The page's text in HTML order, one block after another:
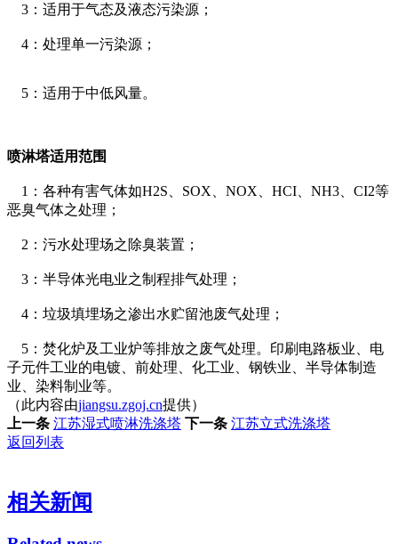
3：适用于气态及液态污染源；
4：处理单一污染源；
5：适用于中低风量。
喷淋塔适用范围
1：各种有害气体如H2S、SOX、NOX、HCI、NH3、CI2等
恶臭气体之处理；
2：污水处理场之除臭装置；
3：半导体光电业之制程排气处理；
4：垃圾填埋场之渗出水贮留池废气处理；
5：焚化炉及工业炉等排放之废气处理。印刷电路板业、电
子元件工业的电镀、前处理、化工业、钢铁业、半导体制造
业、染料制业等。
（此内容由jiangsu.zgoj.cn提供）
上一条 江苏湿式喷淋洗涤塔 下一条 江苏立式洗涤塔
返回列表
相关新闻